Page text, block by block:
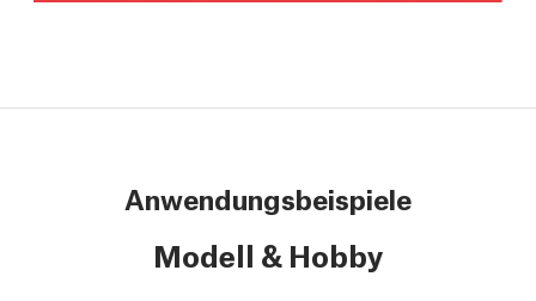
Anwendungsbeispiele
Modell & Hobby